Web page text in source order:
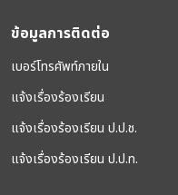
ข้อมูลการติดต่อ
เบอร์โทรศัพท์ภายใน
แจ้งเรื่องร้องเรียน
แจ้งเรื่องร้องเรียน ป.ป.ช.
แจ้งเรื่องร้องเรียน ป.ป.ท.